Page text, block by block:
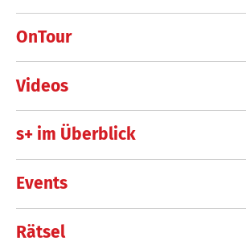
OnTour
Videos
s+ im Überblick
Events
Rätsel